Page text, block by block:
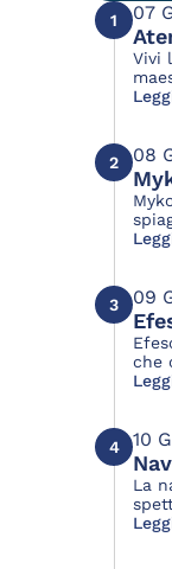
1 07
Vivi
2 08
3 09
che
4 10
La